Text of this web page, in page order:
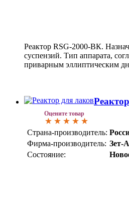
Реактор RSG-2000-ВК.
суспензий. Тип аппарата,
приварным эллиптическим
Оцените товар
Страна-производитель:
Фирма-производитель: Зет-
Состояние: